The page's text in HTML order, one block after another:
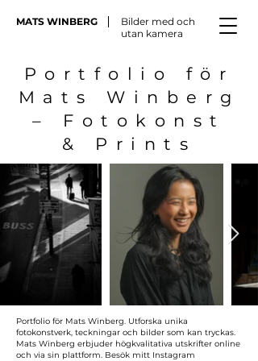
MATS WINBERG
Bilder med och
utan kamera
Portfolio för
Mats Winberg
– Fotokonst
& Prints
Portfolio för Mats Winberg. Utforska unika
fotokonstverk, teckningar och bilder som kan tryckas.
Mats Winberg erbjuder högkvalitativa utskrifter online
och via sin plattform. Besök mitt Instagram